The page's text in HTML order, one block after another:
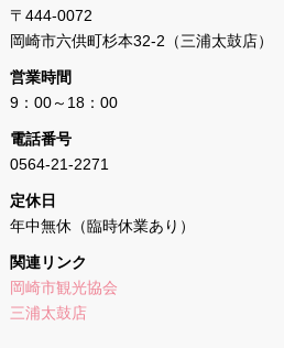
〒444-0072
岡崎市六供町杉本32‐2（三浦太鼓店）
営業時間
9：00～18：00
電話番号
0564‐21‐2271
定休日
年中無休（臨時休業あり）
関連リンク
岡崎市観光協会
三浦太鼓店